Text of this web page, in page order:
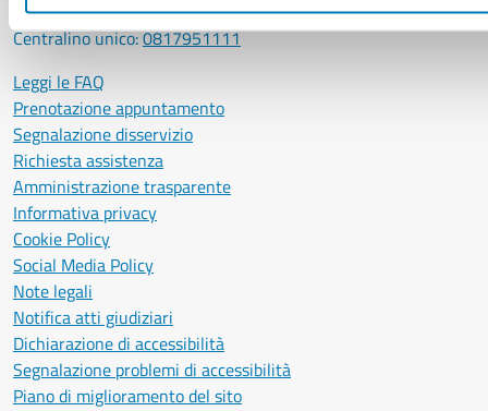
PEC:urp@pec.comune.napoli.it
Centralino unico:0817951111
Leggi le FAQ
Prenotazione appuntamento
Segnalazione disservizio
Richiesta assistenza
Amministrazione trasparente
Informativa privacy
Cookie Policy
Social Media Policy
Note legali
Notifica atti giudiziari
Dichiarazione di accessibilità
Segnalazione problemi di accessibilità
Piano di miglioramento del sito